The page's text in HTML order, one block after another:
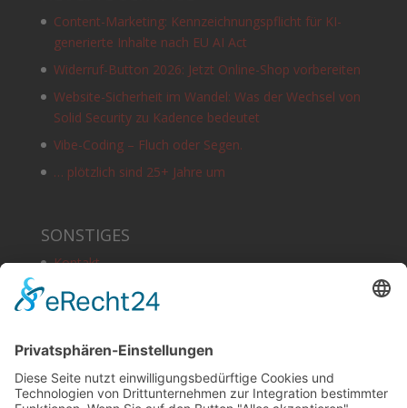
Content-Marketing: Kennzeichnungspflicht für KI-
generierte Inhalte nach EU AI Act
Widerruf-Button 2026: Jetzt Online-Shop vorbereiten
Website-Sicherheit im Wandel: Was der Wechsel von
Solid Security zu Kadence bedeutet
Vibe-Coding – Fluch oder Segen.
… plötzlich sind 25+ Jahre um
SONSTIGES
Kontakt
Schlagworte
Impressum
Datenschutz
Copyright